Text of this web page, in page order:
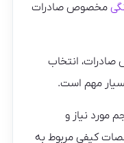
مخصوص صادرات
انتخاب
مهم است.
مورد نیاز و
کیفی مربوط به